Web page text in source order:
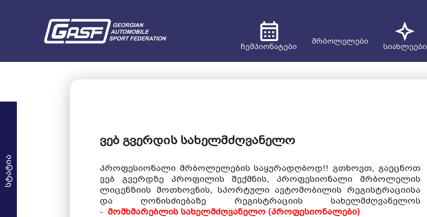
ჩემპიონატები
მრბოლელები
სიახლეები
სტატია
ვებ გვერდის სახელმძღვანელო
პროფესიონალი მრბოლელების საყურადღბოდ!! გთხოვთ, გაეცნოთ
ვებ გვერდზე პროფილის შექმნის, პროფესიონალი მრბოლელის
ლიცენზიის მოთხოვნის, სპორტული ავტომობილის რეგისტრაციისა
და ღონისძიებაზე რეგისტრაციის სახელმძღვანელოს
- მომხმარებლის სახელმძღვანელო (პროფესიონალები)